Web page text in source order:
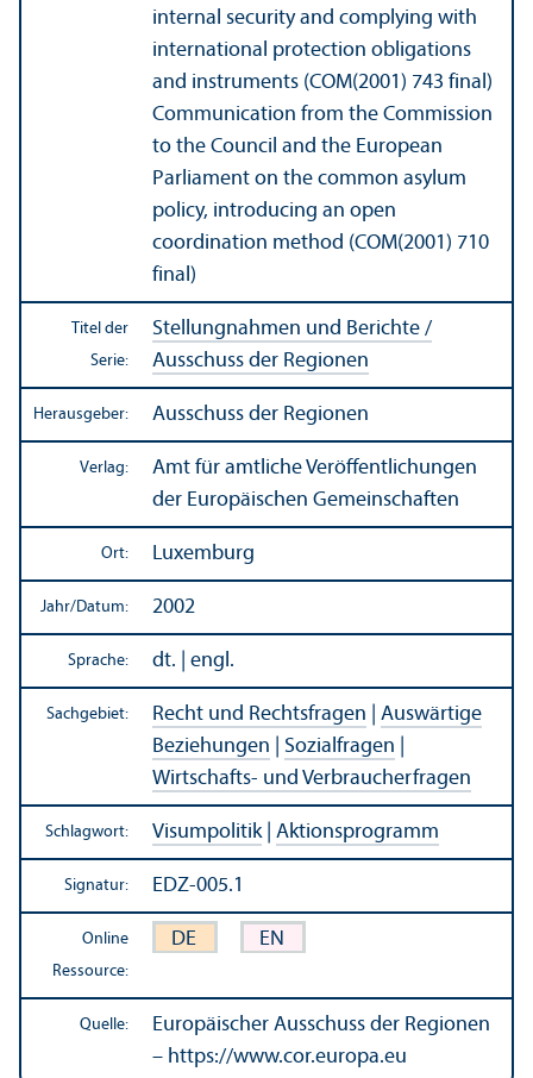
internal security and complying with
international protection obligations
and instruments (COM(2001) 743 final)
Communication from the Commission
to the Council and the European
Parliament on the common asylum
policy, introducing an open
coordination method (COM(2001) 710
final)
Titel der
Serie:
Stellungnahmen und Berichte /
Ausschuss der Regionen
Herausgeber: Ausschuss der Regionen
Verlag:
Amt für amtliche Veröffentlichungen
der Europäischen Gemeinschaften
Ort: Luxemburg
Jahr/Datum: 2002
Sprache: dt. | engl.
Sachgebiet: Recht und Rechts­fragen
Auswärtige
Beziehungen
Sozialfragen
Wirtschafts- und Verbraucherfragen
Schlagwort: Visumpolitik| Aktions­programm
Signatur: EDZ-005.1
Online
Ressource:
DE EN
Quelle:
Europäischer Ausschuss der Regionen
– https://www.cor.europa.eu